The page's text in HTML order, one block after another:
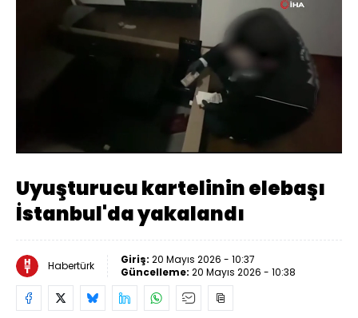
Aç
480
Yüklendi
100.00%
Hızı
Uyuşturucu kartelinin elebaşı
İstanbul'da yakalandı
Habertürk Giriş: 20 Mayıs 2026 - 10:37
Güncelleme: 20 Mayıs 2026 - 10:38